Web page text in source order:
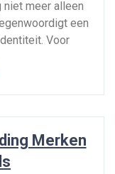
meer alleen
een
Voor
Merken